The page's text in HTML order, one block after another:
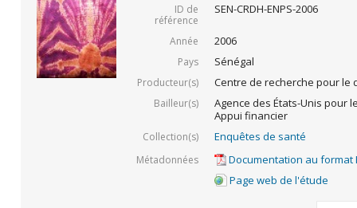
ID de
référence
SEN-CRDH-ENPS-2006
Année 2006
Pays Sénégal
Producteur(s) Centre de recherche pour le
Bailleur(s)
Agence des États-Unis pour
Appui financier
Collection(s) Enquêtes de santé
Métadonnées
Documentation au format
Page web de l'étude